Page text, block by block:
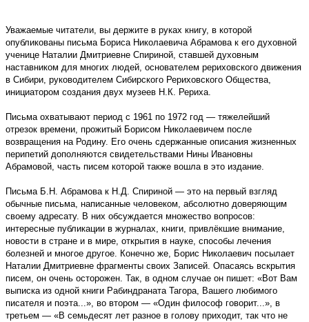
Уважаемые читатели, вы держите в руках книгу, в которой
опубликованы письма Бориса Николаевича Абрамова к его духовной
ученице Наталии Дмитриевне Спириной, ставшей духовным
наставником для многих людей, основателем рериховского движения
в Сибири, руководителем Сибирского Рериховского Общества,
инициатором создания двух музеев Н.К. Рериха.
Письма охватывают период с 1961 по 1972 год — тяжелейший
отрезок времени, прожитый Борисом Николаевичем после
возвращения на Родину. Его очень сдержанные описания жизненных
перипетий дополняются свидетельствами Нины Ивановны
Абрамовой, часть писем которой также вошла в это издание.
Письма Б.Н. Абрамова к Н.Д. Спириной — это на первый взгляд
обычные письма, написанные человеком, абсолютно доверяющим
своему адресату. В них обсуждается множество вопросов:
интересные публикации в журналах, книги, привлёкшие внимание,
новости в стране и в мире, открытия в науке, способы лечения
болезней и многое другое. Конечно же, Борис Николаевич посылает
Наталии Дмитриевне фрагменты своих Записей. Опасаясь вскрытия
писем, он очень осторожен. Так, в одном случае он пишет: «Вот Вам
выписка из одной книги Рабиндраната Тагора, Вашего любимого
писателя и поэта...», во втором — «Один философ говорит...», в
третьем — «В семьдесят лет разное в голову приходит, так что не